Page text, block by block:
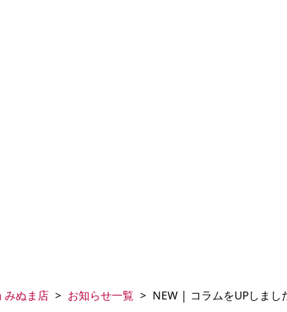
みぬま店 お知らせ一覧 NEW | コラムをUPしまし